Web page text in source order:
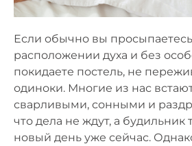
Если обычно вы
расположении духа и без
покидаете постель, не
одиноки. Многие из нас
сварливыми, сонными и
что дела не ждут, а будильник
новый день уже сейчас.